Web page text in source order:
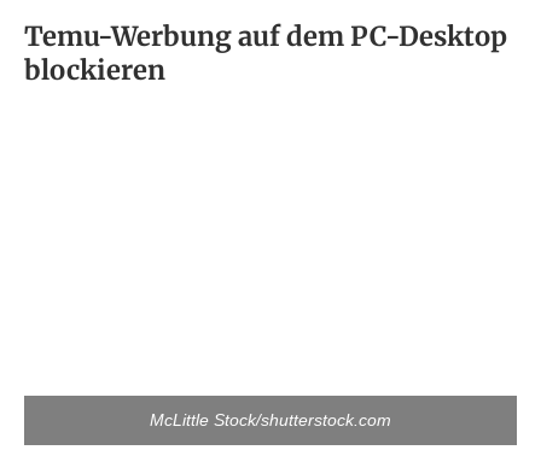
Temu-Werbung auf dem PC-Desktop
blockieren
McLittle Stock/shutterstock.com